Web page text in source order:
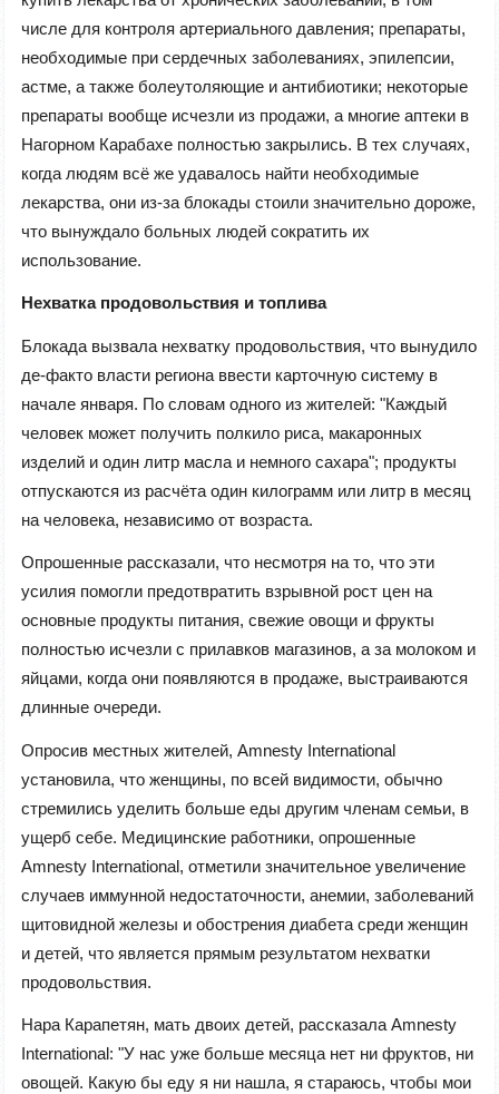
числе для контроля артериального давления; препараты,
необходимые при сердечных заболеваниях, эпилепсии,
астме, а также болеутоляющие и антибиотики; некоторые
препараты вообще исчезли из продажи, а многие аптеки в
Нагорном Карабахе полностью закрылись. В тех случаях,
когда людям всё же удавалось найти необходимые
лекарства, они из-за блокады стоили значительно дороже,
что вынуждало больных людей сократить их
использование.
Нехватка продовольствия и топлива
Блокада вызвала нехватку продовольствия, что вынудило
де-факто власти региона ввести карточную систему в
начале января. По словам одного из жителей: "Каждый
человек может получить полкило риса, макаронных
изделий и один литр масла и немного сахара"; продукты
отпускаются из расчёта один килограмм или литр в месяц
на человека, независимо от возраста.
Опрошенные рассказали, что несмотря на то, что эти
усилия помогли предотвратить взрывной рост цен на
основные продукты питания, свежие овощи и фрукты
полностью исчезли с прилавков магазинов, а за молоком и
яйцами, когда они появляются в продаже, выстраиваются
длинные очереди.
Опросив местных жителей, Amnesty International
установила, что женщины, по всей видимости, обычно
стремились уделить больше еды другим членам семьи, в
ущерб себе. Медицинские работники, опрошенные
Amnesty International, отметили значительное увеличение
случаев иммунной недостаточности, анемии, заболеваний
щитовидной железы и обострения диабета среди женщин
и детей, что является прямым результатом нехватки
продовольствия.
Нара Карапетян, мать двоих детей, рассказала Amnesty
International: "У нас уже больше месяца нет ни фруктов, ни
овощей. Какую бы еду я ни нашла, я стараюсь, чтобы мои